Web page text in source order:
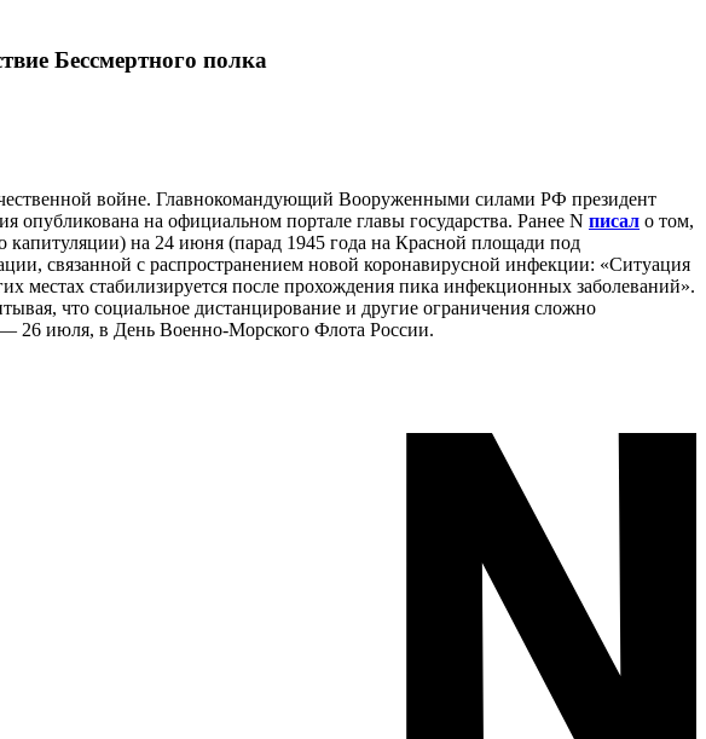
Бессмертного полка
войне. Главнокомандующий Вооруженными силами РФ президент
на официальном портале главы государства. Ранее N писал о том,
капитуляции) на 24 июня (парад 1945 года на Красной площади под
связанной с распространением новой коронавирусной инфекции: «Ситуация
местах стабилизируется после прохождения пика инфекционных заболеваний».
что социальное дистанцирование и другие ограничения сложно
— 26 июля, в День Военно-Морского Флота России.